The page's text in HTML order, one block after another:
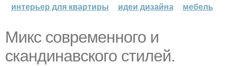
интерьер для квартиры
идеи дизайна мебель
Микс современного и
скандинавского стилей.